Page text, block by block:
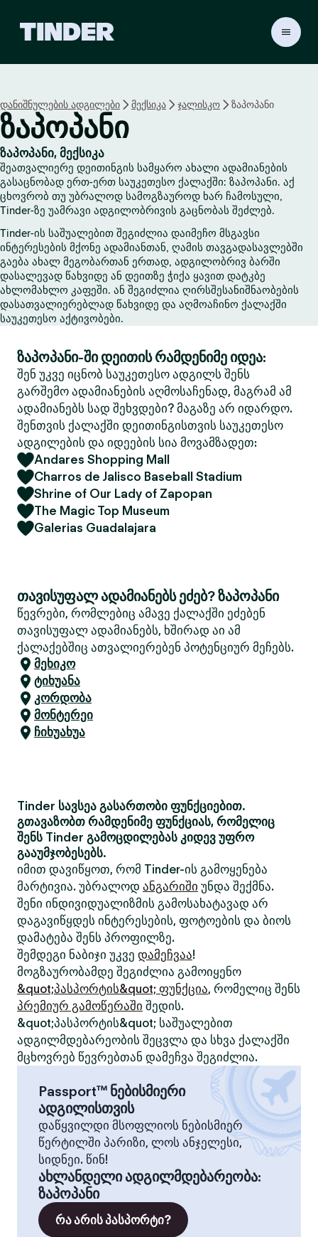
r
H
o
e
დანიშნულების ადგილები მექსიკა ჯალისკო ზაპოპანი
ზაპოპანი
ზაპოპანი, მექსიკა
შეათვალიერე დეითინგის სამყარო ახალი ადამიანების
გასაცნობად ერთ-ერთ საუკეთესო ქალაქში: ზაპოპანი. აქ
ცხოვრობ თუ უბრალოდ სამოგზაუროდ ხარ ჩამოსული,
Tinder-ზე უამრავი ადგილობრივის გაცნობას შეძლებ.
Tinder-ის საშუალებით შეგიძლია დაიმეჩო მსგავსი
ინტერესების მქონე ადამიანთან, ღამის თავგადასავლებში
გაება ახალ მეგობართან ერთად, ადგილობრივ ბარში
დასალევად წახვიდე ან დეითზე ჭიქა ყავით დატკბე
ახლომახლო კაფეში. ან შეგიძლია ღირსშესანიშნაობების
დასათვალიერებლად წახვიდე და აღმოაჩინო ქალაქში
საუკეთესო აქტივობები.
ზაპოპანი-ში დეითის რამდენიმე იდეა:
შენ უკვე იცნობ საუკეთესო ადგილს შენს
გარშემო ადამიანების აღმოსაჩენად, მაგრამ ამ
ადამიანებს სად შეხვდები? მაგაზე არ იდარდო.
შენთვის ქალაქში დეითინგისთვის საუკეთესო
ადგილების და იდეების სია მოვამზადეთ:
Andares Shopping Mall
Charros de Jalisco Baseball Stadium
Shrine of Our Lady of Zapopan
The Magic Top Museum
Galerias Guadalajara
თავისუფალ ადამიანებს ეძებ? ზაპოპანი
წევრები, რომლებიც ამავე ქალაქში ეძებენ
თავისუფალ ადამიანებს, ხშირად აი ამ
ქალაქებშიც ათვალიერებენ პოტენციურ მეჩებს.
მეხიკო
ტიხუანა
კორდობა
მონტერეი
ჩიხუახუა
Tinder სავსეა გასართობი ფუნქციებით.
გთავაზობთ რამდენიმე ფუნქციას, რომელიც
შენს Tinder გამოცდილებას კიდევ უფრო
გააუმჯობესებს.
იმით დავიწყოთ, რომ Tinder-ის გამოყენება
მარტივია. უბრალოდ ანგარიში უნდა შექმნა.
შენი ინდივიდუალიზმის გამოსახატავად არ
დაგავიწყდეს ინტერესების, ფოტოების და ბიოს
დამატება შენს პროფილზე.
შემდეგი ნაბიჯი უკვე დამეჩვაა!
მოგზაურობამდე შეგიძლია გამოიყენო
&quot;პასპორტის&quot; ფუნქცია, რომელიც შენს
პრემიურ გამოწერაში შედის.
&quot;პასპორტის&quot; საშუალებით
ადგილმდებარეობის შეცვლა და სხვა ქალაქში
მცხოვრებ წევრებთან დამეჩვა შეგიძლია.
Passport™ ნებისმიერი
ადგილისთვის
დაწყვილდი მსოფლიოს ნებისმიერ
წერტილში პარიზი, ლოს ანჯელესი,
სიდნეი. წინ!
ახლანდელი ადგილმდებარეობა:
ზაპოპანი
რა არის პასპორტი?